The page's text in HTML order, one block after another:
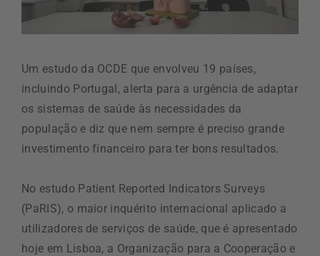
Um estudo da OCDE que envolveu 19 países,
incluindo Portugal, alerta para a urgência de adaptar
os sistemas de saúde às necessidades da
população e diz que nem sempre é preciso grande
investimento financeiro para ter bons resultados.
No estudo Patient Reported Indicators Surveys
(PaRIS), o maior inquérito internacional aplicado a
utilizadores de serviços de saúde, que é apresentado
hoje em Lisboa, a Organização para a Cooperação e